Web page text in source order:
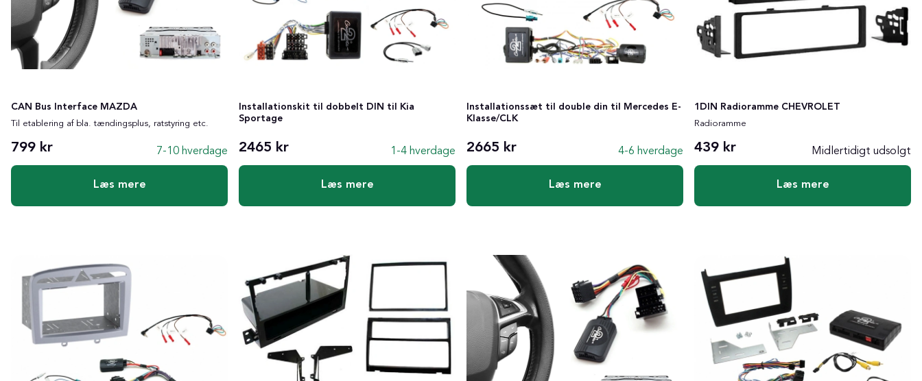
CAN Bus Interface MAZDA
Til etablering af bla. tændingsplus, ratstyring etc.
799 kr 7-10 hverdage
Læs mere
Installationskit til dobbelt DIN til Kia
Sportage
2465 kr 1-4 hverdage
Læs mere
Installationssæt til double din til Mercedes E-
Klasse/CLK
2665 kr 4-6 hverdage
Læs mere
1DIN Radioramme CHEVROLET
Radioramme
439 kr Midlertidigt udsolgt
Læs mere